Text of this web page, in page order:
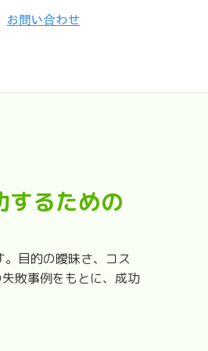
するための
目的の曖昧さ、コス
敗事例をもとに、成功